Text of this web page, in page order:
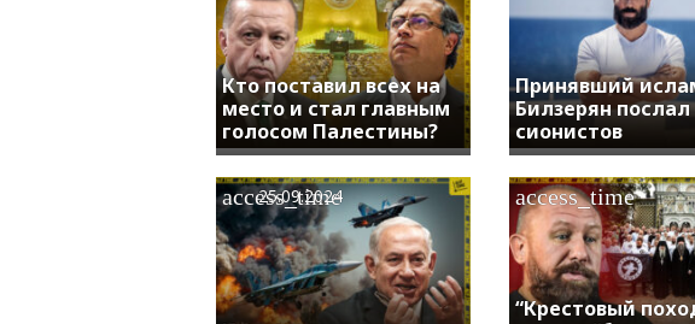
Кто поставил всех на
место и стал главным
голосом Палестины?
Принявший
Билзерян послал
сионистов
access_time
25.09.2024
“Крестовый
access_time